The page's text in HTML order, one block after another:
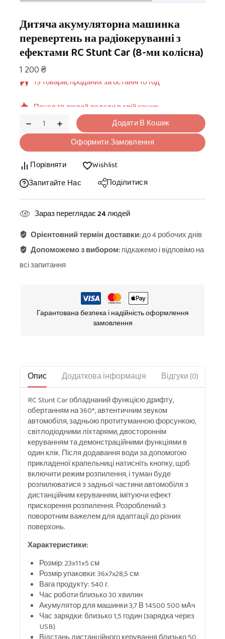
Дитяча акумуляторна машинка
перевертень на радіокеруванні з
ефектами RC Stunt Car (8-ми колісна)
1 200₴
15 товарів, проданих за останні 10 год
Додати В Кошик
Оформити Замовлення
Порівняти
Wishlist
Запитайте Нас
Поділитися
Зараз переглядає24людей
Орієнтовний термін доставки:до 4 робочих днів
Допоможемо з вибором:підкажемо і відповімо на
всі запитання
Гарантована безпека і надійність оформлення
замовлення
Опис Додаткова інформація Відгуки (0)
RC Stunt Car обладнаний функцією дрифту,
обертанням на 360°, автентичним звуком
автомобіля, задньою протитуманною форсункою,
світлодіодними ліхтарями, двостороннім
керуванням та демонстраційними функціями в
один клік. Після додавання води за допомогою
прикладеної крапельниці натисніть кнопку, щоб
включити режим розпилення, і туман буде
розпилюватися з задньої частини автомобіля з
дистанційним керуванням, імітуючи ефект
прискорення розпилення. Розроблений з
поворотним важелем для адаптації до різних
поверхонь.
Характеристики:
Розмір: 23x11x5 см
Розмір упаковки: 36x7x28,5 см
Вага продукту: 540 г.
Час роботи близько 30 хвилин
Акумулятор для машинки 3,7 В 14500 500 мАч
Час зарядки: близько 1,5 годин (зарядка через
USB)